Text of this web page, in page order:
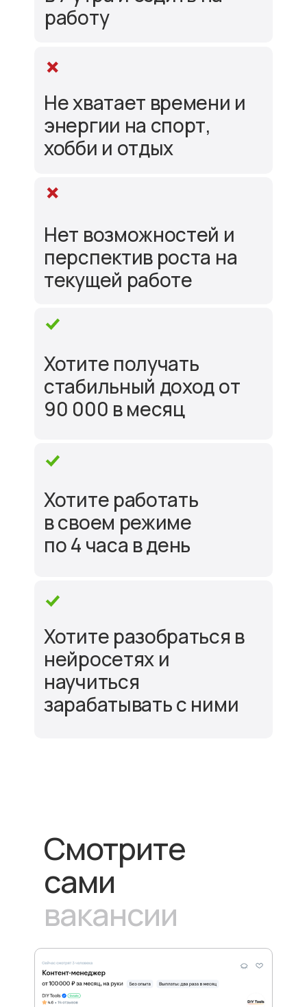
Не хватает времени и
энергии на спорт,
хобби и отдых
работу
Нет возможностей и
перспектив роста на
текущей работе
Хотите работать
в своем режиме
по 4 часа в день
Хотите разобраться в
нейросетях и
научиться
зарабатывать с ними
Хотите получать
стабильный доход от
90 000 в месяц
Смотрите
сами
вакансии